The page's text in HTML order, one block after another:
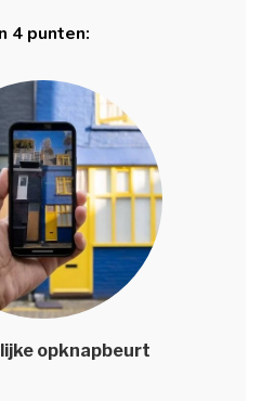
4 punten:
opknapbeurt